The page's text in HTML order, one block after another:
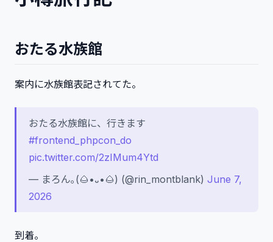
おたる水族館
案内に水族館表記されてた。
おたる水族館に、行きます
#frontend_phpcon_do
pic.twitter.com/2zIMum4Ytd
— まろん｡(🌰•᎑•🌰) (@rin_montblank) June 7,
2026
到着。